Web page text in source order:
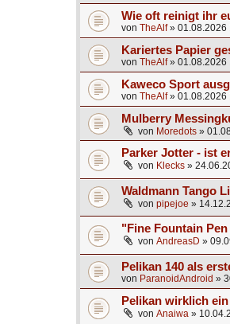
Wie oft reinigt ihr
von TheAlf» 01.08.2026
Kariertes Papier
von TheAlf» 01.08.2026
Kaweco Sport
von TheAlf» 01.08.2026
Mulberry
von Moredots »
Parker Jotter - ist
von Klecks »
Waldmann Tango
von pipejoe »
"Fine Fountain
von AndreasD »
Pelikan 140 als
von ParanoidAndroid »
Pelikan wirklich
von Anaiwa »